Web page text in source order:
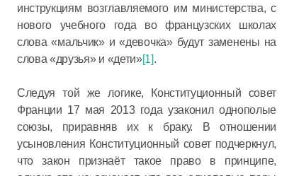
инструкциям возглавляемого им министерства, с
нового учебного года во французских школах
слова «мальчик» и «девочка» будут заменены на
слова «друзья» и «дети»[1].
Следуя той же логике, Конституционный совет
Франции 17 мая 2013 года узаконил однополые
союзы, приравняв их к браку. В отношении
усыновления Конституционный совет подчеркнул,
что закон признаёт такое право в принципе,